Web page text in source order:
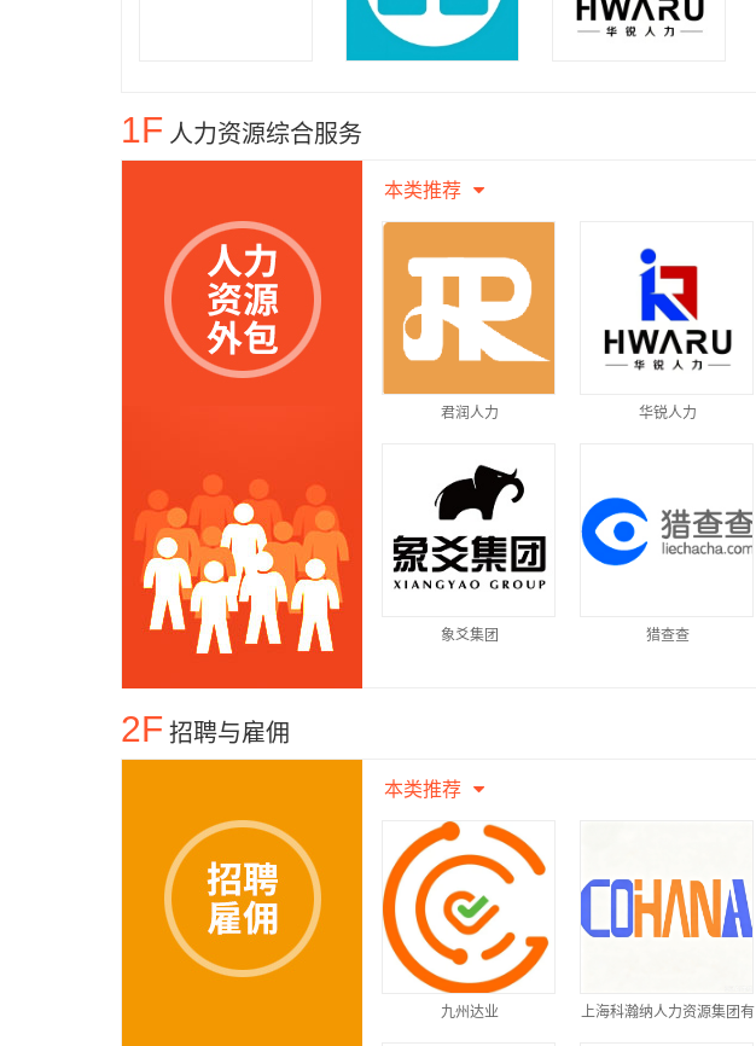
1F 人力资源综合服务
本类推荐
君润人力 华锐人力
象爻集团 猎查查
2F 招聘与雇佣
本类推荐
九州达业 上海科瀚纳人力资源集团有